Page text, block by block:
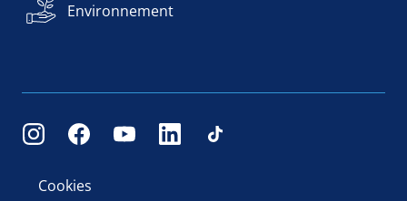
Environnement
Cookies